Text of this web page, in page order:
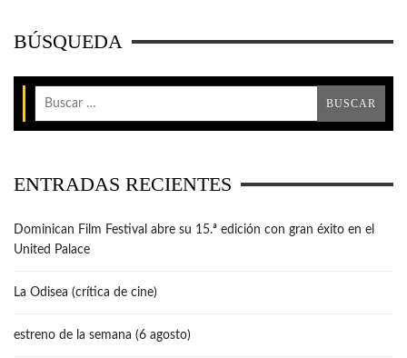
BÚSQUEDA
ENTRADAS RECIENTES
Dominican Film Festival abre su 15.ª edición con gran éxito en el
United Palace
La Odisea (crítica de cine)
estreno de la semana (6 agosto)